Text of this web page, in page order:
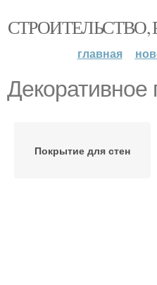
главная
Декоративное
Покрытие для стен